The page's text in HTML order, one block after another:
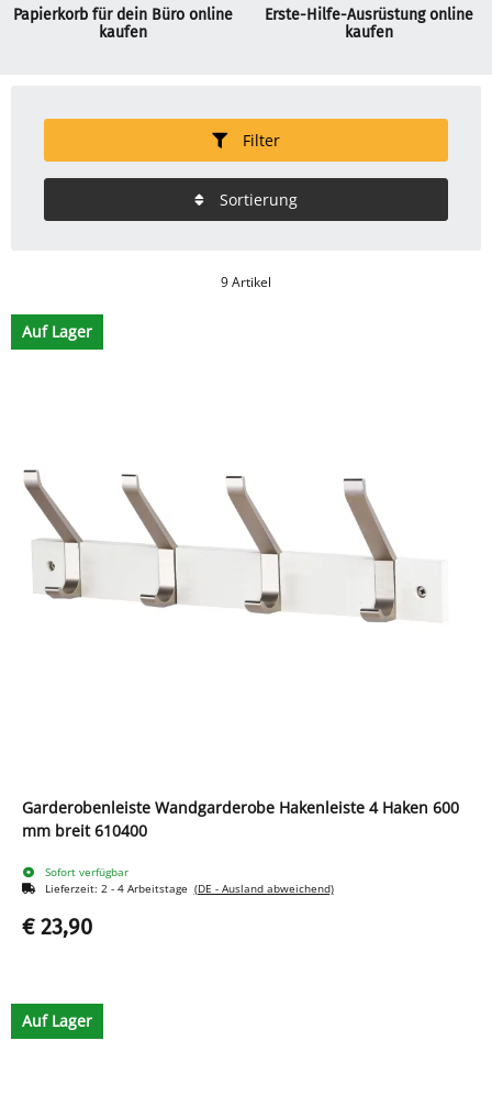
Papierkorb für dein Büro online
kaufen
Erste-Hilfe-Ausrüstung online
kaufen
Filter
Sortierung
9 Artikel
Auf Lager
Garderobenleiste Wandgarderobe Hakenleiste 4 Haken 600
mm breit 610400
Sofort verfügbar
Lieferzeit: 2 - 4 Arbeitstage (DE - Ausland abweichend)
€ 23,90
Auf Lager